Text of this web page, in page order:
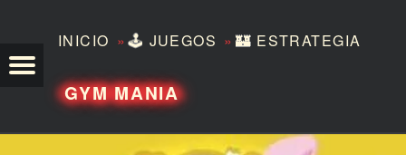
INICIO »🕹️ JUEGOS »🏰 ESTRATEGIA
GYM MANIA